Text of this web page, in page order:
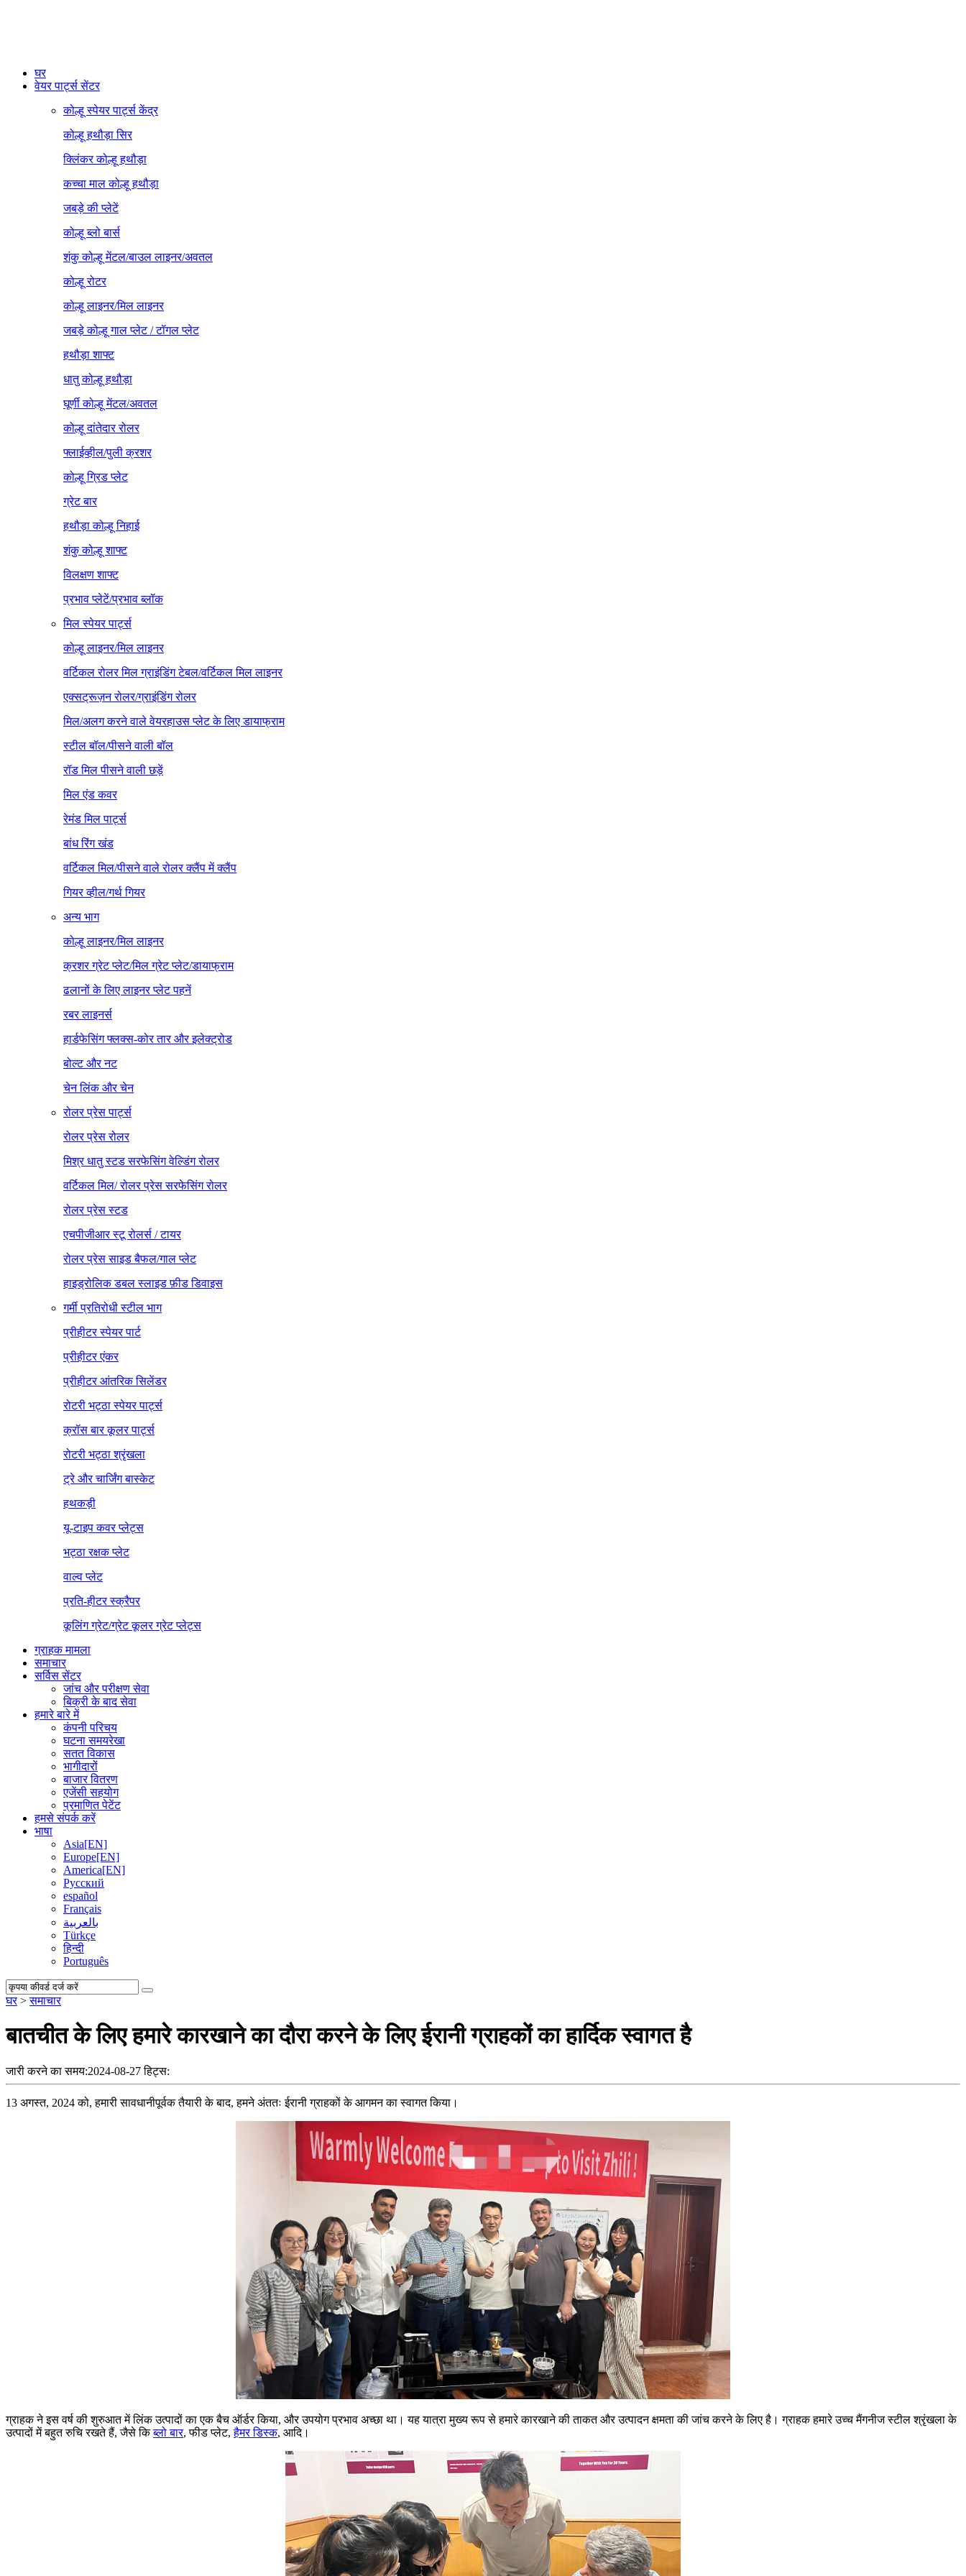
घर
वेयर पार्ट्स सेंटर
कोल्हू स्पेयर पार्ट्स केंद्र
कोल्हू हथौड़ा सिर
क्लिंकर कोल्हू हथौड़ा
कच्चा माल कोल्हू हथौड़ा
जबड़े की प्लेटें
कोल्हू ब्लो बार्स
शंकु कोल्हू मेंटल/बाउल लाइनर/अवतल
कोल्हू रोटर
कोल्हू लाइनर/मिल लाइनर
जबड़े कोल्हू गाल प्लेट / टॉगल प्लेट
हथौड़ा शाफ्ट
धातु कोल्हू हथौड़ा
घूर्णी कोल्हू मेंटल/अवतल
कोल्हू दांतेदार रोलर
फ्लाईव्हील/पुली क्रशर
कोल्हू ग्रिड प्लेट
ग्रेट बार
हथौड़ा कोल्हू निहाई
शंकु कोल्हू शाफ्ट
विलक्षण शाफ्ट
प्रभाव प्लेटें/प्रभाव ब्लॉक
मिल स्पेयर पार्ट्स
कोल्हू लाइनर/मिल लाइनर
वर्टिकल रोलर मिल ग्राइंडिंग टेबल/वर्टिकल मिल लाइनर
एक्सट्रूज़न रोलर/ग्राइंडिंग रोलर
मिल/अलग करने वाले वेयरहाउस प्लेट के लिए डायाफ्राम
स्टील बॉल/पीसने वाली बॉल
रॉड मिल पीसने वाली छड़ें
मिल एंड कवर
रेमंड मिल पार्ट्स
बांध रिंग खंड
वर्टिकल मिल/पीसने वाले रोलर क्लैंप में क्लैंप
गियर व्हील/गर्थ गियर
अन्य भाग
कोल्हू लाइनर/मिल लाइनर
क्रशर ग्रेट प्लेट/मिल ग्रेट प्लेट/डायाफ्राम
ढलानों के लिए लाइनर प्लेट पहनें
रबर लाइनर्स
हार्डफेसिंग फ्लक्स-कोर तार और इलेक्ट्रोड
बोल्ट और नट
चेन लिंक और चेन
रोलर प्रेस पार्ट्स
रोलर प्रेस रोलर
मिश्र धातु स्टड सरफेसिंग वेल्डिंग रोलर
वर्टिकल मिल/ रोलर प्रेस सरफेसिंग रोलर
रोलर प्रेस स्टड
एचपीजीआर स्टू रोलर्स / टायर
रोलर प्रेस साइड बैफल/गाल प्लेट
हाइड्रोलिक डबल स्लाइड फ़ीड डिवाइस
गर्मी प्रतिरोधी स्टील भाग
प्रीहीटर स्पेयर पार्ट
प्रीहीटर एंकर
प्रीहीटर आंतरिक सिलेंडर
रोटरी भट्ठा स्पेयर पार्ट्स
क्रॉस बार कूलर पार्ट्स
रोटरी भट्ठा श्रृंखला
ट्रे और चार्जिंग बास्केट
हथकड़ी
यू-टाइप कवर प्लेट्स
भट्ठा रक्षक प्लेट
वाल्व प्लेट
प्रति-हीटर स्क्रैपर
कूलिंग ग्रेट/ग्रेट कूलर ग्रेट प्लेट्स
ग्राहक मामला
समाचार
सर्विस सेंटर
जांच और परीक्षण सेवा
बिक्री के बाद सेवा
हमारे बारे में
कंपनी परिचय
घटना समयरेखा
सतत विकास
भागीदारों
बाजार वितरण
एजेंसी सहयोग
प्रमाणित पेटेंट
हमसे संपर्क करें
भाषा
Asia[EN]
Europe[EN]
America[EN]
Русский
español
Français
بالعربية
Türkçe
हिन्दी
Português
घर>समाचार
बातचीत के लिए हमारे कारखाने का दौरा करने के लिए ईरानी ग्राहकों का हार्दिक स्वागत है
जारी करने का समय:2024-08-27 हिट्स:
13 अगस्त, 2024 को, हमारी सावधानीपूर्वक तैयारी के बाद, हमने अंततः ईरानी ग्राहकों के आगमन का स्वागत किया।
ग्राहक ने इस वर्ष की शुरुआत में लिंक उत्पादों का एक बैच ऑर्डर किया, और उपयोग प्रभाव अच्छा था। यह यात्रा मुख्य रूप से हमारे कारखाने की ताकत और उत्पादन क्षमता की जांच करने के लिए है। ग्राहक हमारे उच्च मैंगनीज स्टील श्रृंखला के
उत्पादों में बहुत रुचि रखते हैं, जैसे किब्लो बार, फीड प्लेट,हैमर डिस्क, आदि।